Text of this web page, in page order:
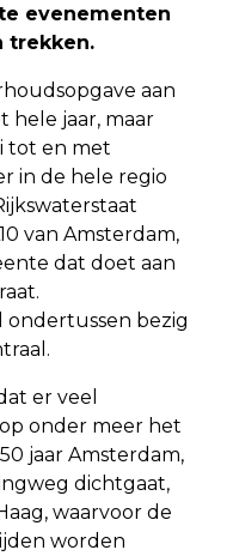
evenementen
trekken.
aan
hele jaar, maar
tot en met
in de hele regio
van Amsterdam,
dat doet aan
ondertussen bezig
er veel
onder meer het
jaar Amsterdam,
dichtgaat,
waarvoor de
worden